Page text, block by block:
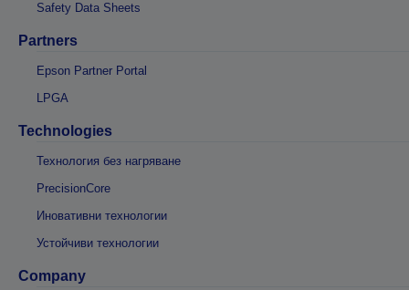
Safety Data Sheets
Partners
Epson Partner Portal
LPGA
Technologies
Технология без нагряване
PrecisionCore
Иновативни технологии
Устойчиви технологии
Company